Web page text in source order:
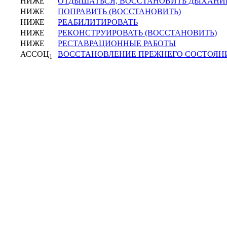
НИЖЕ
ПОПРАВИТЬ (ВОССТАНОВИТЬ)
НИЖЕ
РЕАБИЛИТИРОВАТЬ
НИЖЕ
РЕКОНСТРУИРОВАТЬ (ВОССТАНОВИТЬ)
НИЖЕ
РЕСТАВРАЦИОННЫЕ РАБОТЫ
АССОЦ1 ВОССТАНОВЛЕНИЕ ПРЕЖНЕГО